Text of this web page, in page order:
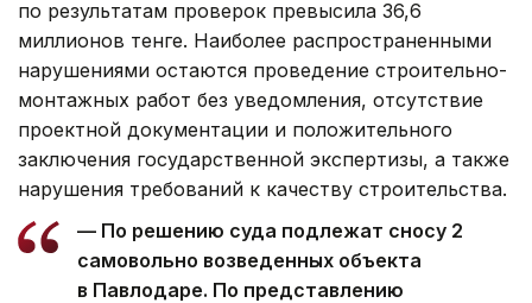
по результатам проверок превысила 36,6
миллионов тенге. Наиболее распространенными
нарушениями остаются проведение строительно-
монтажных работ без уведомления, отсутствие
проектной документации и положительного
заключения государственной экспертизы, а также
нарушения требований к качеству строительства.
— По решению суда подлежат сносу 2
самовольно возведенных объекта
в Павлодаре. По представлению